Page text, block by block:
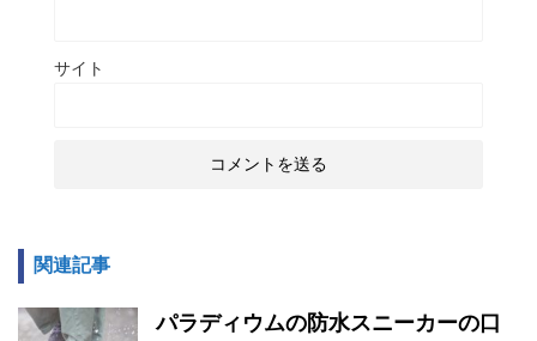
サイト
関連記事
パラディウムの防水スニーカーの口